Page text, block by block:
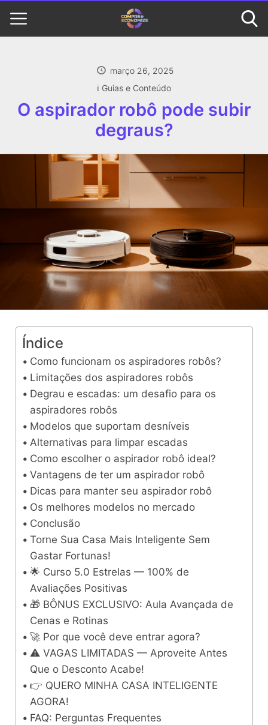
março 26, 2025
ℹ️ Guias e Conteúdo
O aspirador robô pode subir
degraus?
Índice
Como funcionam os aspiradores robôs?
Limitações dos aspiradores robôs
Degrau e escadas: um desafio para os
aspiradores robôs
Modelos que suportam desníveis
Alternativas para limpar escadas
Como escolher o aspirador robô ideal?
Vantagens de ter um aspirador robô
Dicas para manter seu aspirador robô
Os melhores modelos no mercado
Conclusão
Torne Sua Casa Mais Inteligente Sem
Gastar Fortunas!
🌟 Curso 5.0 Estrelas — 100% de
Avaliações Positivas
🎁 BÔNUS EXCLUSIVO: Aula Avançada de
Cenas e Rotinas
🚀 Por que você deve entrar agora?
⚠️ VAGAS LIMITADAS — Aproveite Antes
Que o Desconto Acabe!
👉 QUERO MINHA CASA INTELIGENTE
AGORA!
FAQ: Perguntas Frequentes